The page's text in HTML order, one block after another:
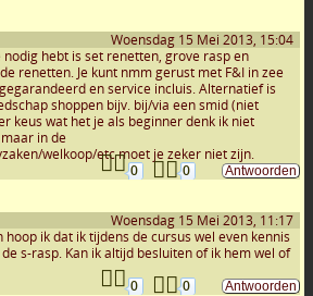
Woensdag 15 Mei 2013, 15:04
nodig hebt is set renetten, grove rasp en
renetten. Je kunt nmm gerust met F&I in zee
en service incluis. Alternatief is
shoppen bijv. bij/via een smid (niet
keus wat het je als beginner denk ik niet
in de
welkoop/etc moet je zeker niet zijn.
0
0
Woensdag 15 Mei 2013, 11:17
hoop ik dat ik tijdens de cursus wel even kennis
s-rasp. Kan ik altijd besluiten of ik hem wel of
0
0